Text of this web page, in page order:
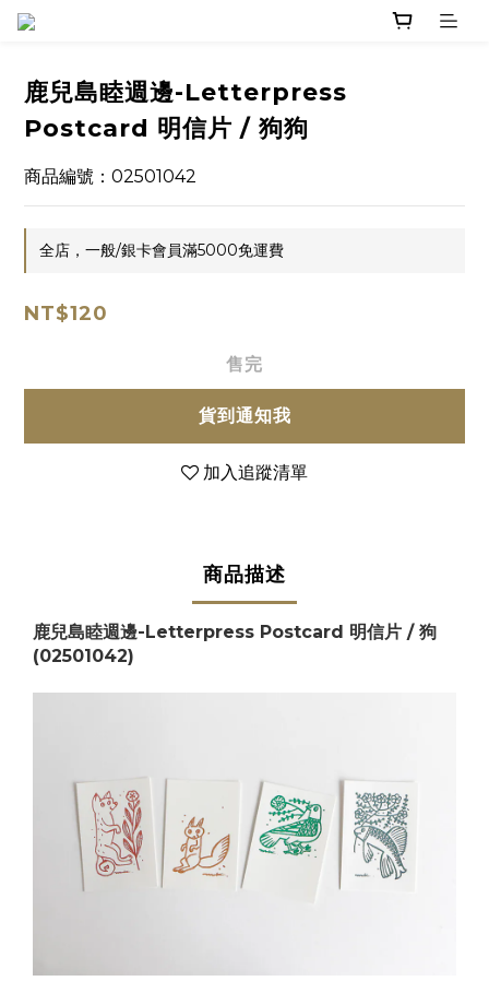
鹿兒島睦週邊-Letterpress
Postcard 明信片 / 狗狗
商品編號：02501042
全店，一般/銀卡會員滿5000免運費
NT$120
售完
貨到通知我
加入追蹤清單
商品描述
鹿兒島睦週邊-Letterpress Postcard 明信片 / 狗
(02501042)